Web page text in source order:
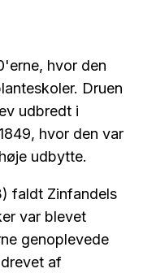
hvor den
Druen
udbredt i
hvor den var
udbytte.
faldt Zinfandels
var blevet
genoplevede
af